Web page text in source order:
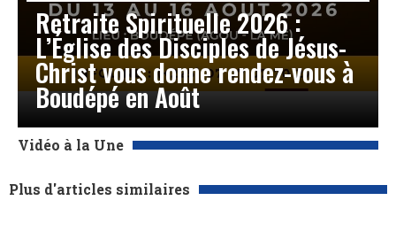
Retraite Spirituelle 2026 :
L’Église des Disciples de Jésus-
Christ vous donne rendez-vous à
Boudépé en Août
Vidéo à la Une
Plus d'articles similaires